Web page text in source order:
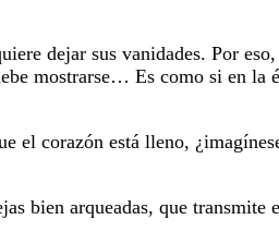
dejar sus vanidades. Por
mostrarse… Es como si en la
el corazón está lleno,
bien arqueadas, que transmite